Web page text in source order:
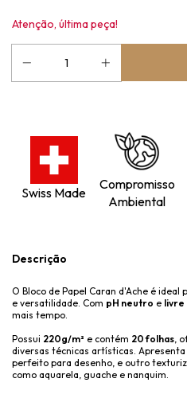
Atenção, última peça!
Swiss Made
Compromisso
Ambiental
Descrição
O Bloco de Papel Caran d'Ache é
e versatilidade. Com pH neutro e livre
mais tempo.
Possui 220g/m² e contém 20 folhas,
diversas técnicas artísticas.
perfeito para desenho, e outro
como aquarela, guache e nanquim.